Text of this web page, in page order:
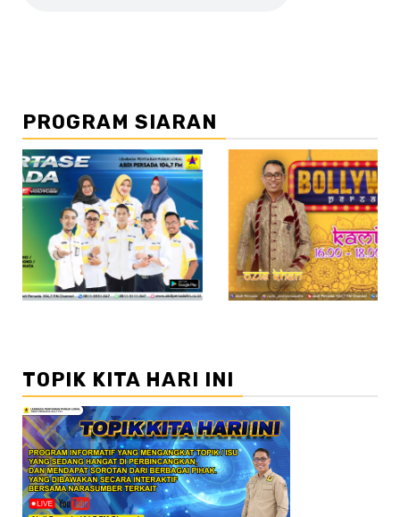
PROGRAM SIARAN
//2
TOPIK KITA HARI INI